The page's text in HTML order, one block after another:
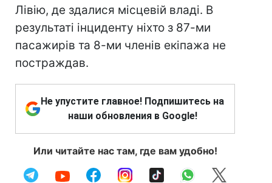
Лівію, де здалися місцевій владі. В
результаті інциденту ніхто з 87-ми
пасажирів та 8-ми членів екіпажа не
постраждав.
Не упустите главное! Подпишитесь на
наши обновления в Google!
Или читайте нас там, где вам удобно!